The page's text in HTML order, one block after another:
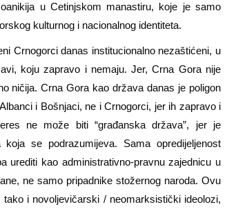
u Cetinjskom manastiru, koje je samo
kulturnog i nacionalnog identiteta.
Crnogorci danas institucionalno nezaštićeni, u
koju zapravo i nemaju. Jer, Crna Gora nije
ničija. Crna Gora kao država danas je poligon
i Bošnjaci, ne i Crnogorci, jer ih zapravo i
ne može biti “građanska država”, jer je
se podrazumijeva. Sama opredijeljenost
urediti kao administrativno-pravnu zajednicu u
ne samo pripadnike stožernog naroda. Ovu
i novoljevičarski / neomarksistički ideolozi,